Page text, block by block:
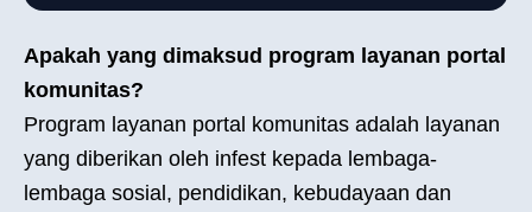
Apakah yang dimaksud program layanan portal
komunitas?
Program layanan portal komunitas adalah layanan
yang diberikan oleh infest kepada lembaga-
lembaga sosial, pendidikan, kebudayaan dan